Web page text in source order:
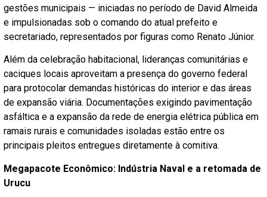
gestões municipais — iniciadas no período de David Almeida
e impulsionadas sob o comando do atual prefeito e
secretariado, representados por figuras como Renato Júnior.
Além da celebração habitacional, lideranças comunitárias e
caciques locais aproveitam a presença do governo federal
para protocolar demandas históricas do interior e das áreas
de expansão viária. Documentações exigindo pavimentação
asfáltica e a expansão da rede de energia elétrica pública em
ramais rurais e comunidades isoladas estão entre os
principais pleitos entregues diretamente à comitiva.
Megapacote Econômico: Indústria Naval e a retomada de
Urucu